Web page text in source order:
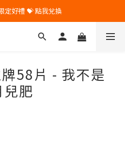
您專屬生日禮 🎁
您專屬生日禮 🎁
58片 - 我不是
肥